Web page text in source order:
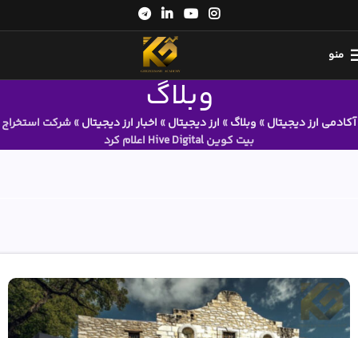
منو
وبلاگ
آکادمی ارز دیجیتال» وبلاگ» ارز دیجیتال» اخبار ارز دیجیتال»شرکت استخراج
بیت کوین Hive Digital اعلام کرد